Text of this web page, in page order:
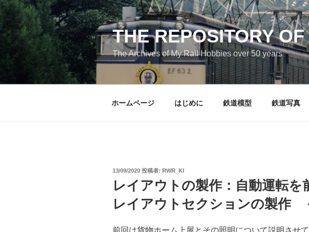
コ
ン
テ
THE REPOSITORY
The Archives of My Rail Hobbies over 50 years
ホームページ はじめに 鉄道模型 鉄道写真
投
日:
13/09/2020 投稿者: RWR_KI
レイアウトの製作：自動運転を
レイアウトセクションの製作